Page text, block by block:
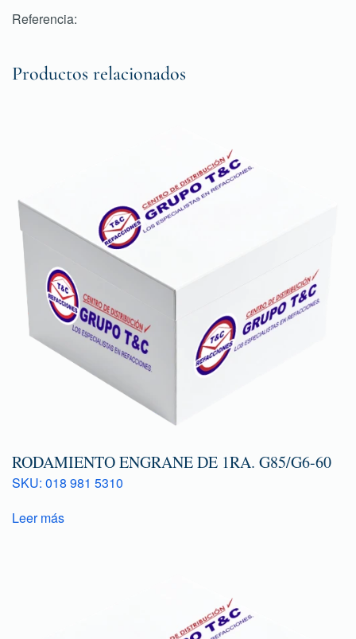
Referencia:
Productos relacionados
RODAMIENTO ENGRANE DE 1RA. G85/G6-60
SKU: 018 981 5310
Leer más